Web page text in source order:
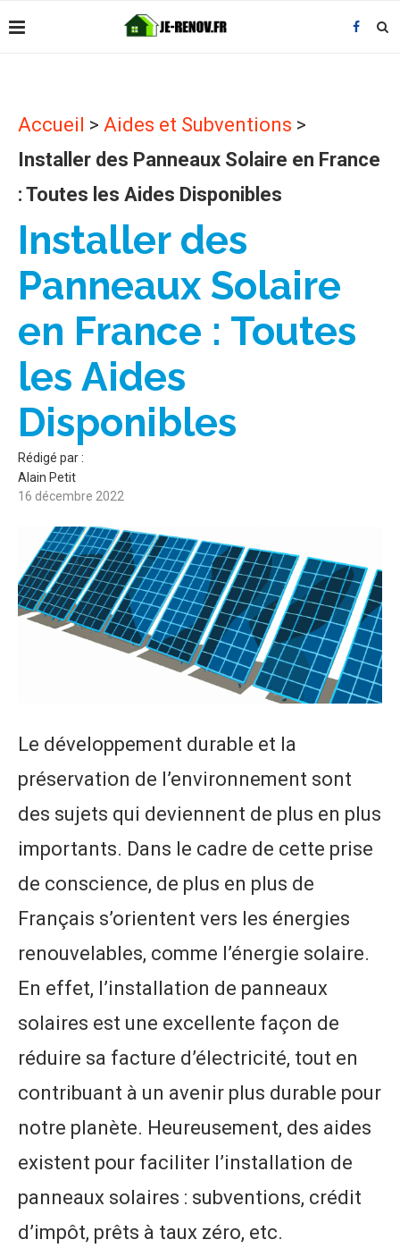
Accueil > Aides et Subventions >
Installer des Panneaux Solaire en France
: Toutes les Aides Disponibles
Installer des
Panneaux Solaire
en France : Toutes
les Aides
Disponibles
Rédigé par :
Alain Petit
16 décembre 2022
Le développement durable et la
préservation de l’environnement sont
des sujets qui deviennent de plus en plus
importants. Dans le cadre de cette prise
de conscience, de plus en plus de
Français s’orientent vers les énergies
renouvelables, comme l’énergie solaire.
En effet, l’installation de panneaux
solaires est une excellente façon de
réduire sa facture d’électricité, tout en
contribuant à un avenir plus durable pour
notre planète. Heureusement, des aides
existent pour faciliter l’installation de
panneaux solaires : subventions, crédit
d’impôt, prêts à taux zéro, etc.